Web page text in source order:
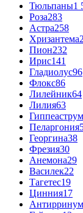
Тюльпаны1
Роза283
Астра258
Хризантема
Пион232
Ирис141
Гладиолус96
Флокс86
Лилейник64
Лилия63
Гиппеаструм
Пеларгония
Георгина38
Фрезия30
Анемона29
Василек22
Тагетес19
Цинния17
Антирринум